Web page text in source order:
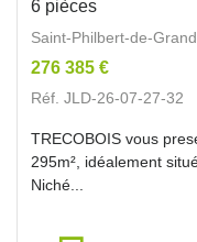
6 pièces
Saint-Philbert-de-
276 385 €
Réf. JLD-26-07-27-32
TRECOBOIS vous
295m², idéalement
Niché...